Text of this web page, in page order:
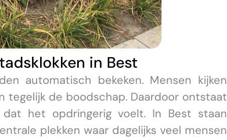
in Best
automatisch bekeken. Mensen kijken
tegelijk de boodschap. Daardoor ontstaat
dat het opdringerig voelt. In Best staan
plekken waar dagelijks veel mensen